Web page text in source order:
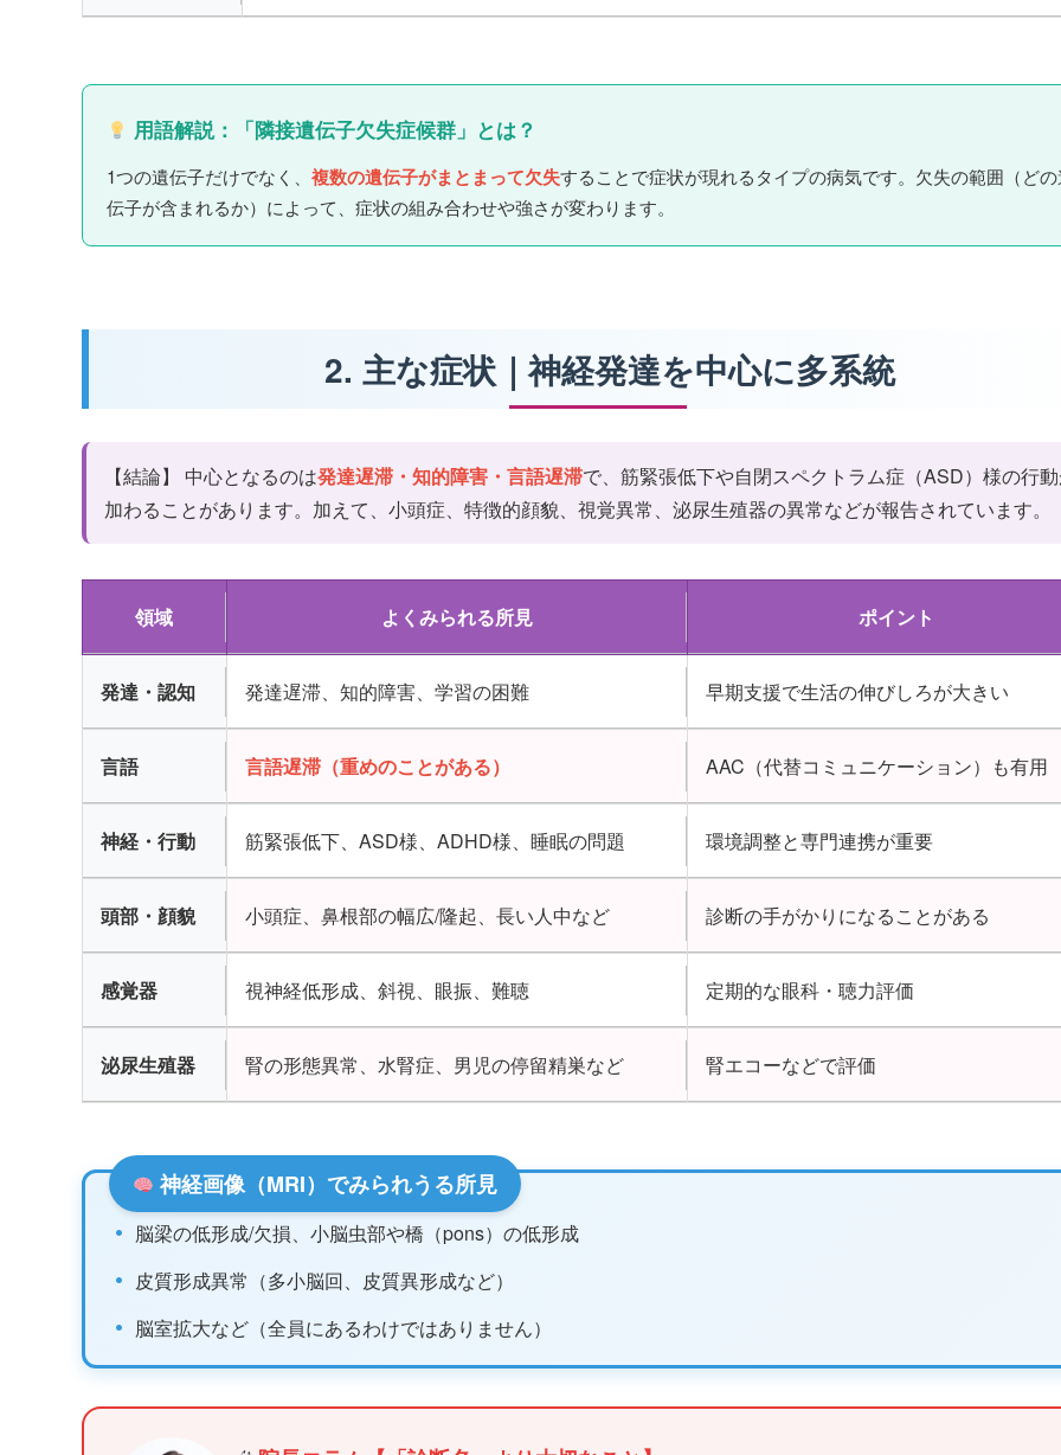
用語解説：「隣接遺伝子欠失症候群」とは？
1つの遺伝子だけでなく、 複数の遺伝子がまとまって欠失することで症状が現れるタイプの病気です。欠失の範囲（ど
伝子が含まれるか）によって、症状の組み合わせや強さが変わります。
2. 主な症状｜神経発達を中心に多系統
【結論】 中心となるのは発達遅滞・知的障害・言語遅滞で、筋緊張低下や自閉スペクトラム症（ASD）様の行
加わることがあります。加えて、小頭症、特徴的顔貌、視覚異常、泌尿生殖器の異常などが報告されています。
領域 よくみられる所見 ポイント
発達・認知 発達遅滞、知的障害、学習の困難 早期支援で生活の伸びしろが大きい
言語 言語遅滞（重めのことがある） AAC（代替コミュニケーション）も有用
神経・行動 筋緊張低下、ASD様、ADHD様、睡眠の問題 環境調整と専門連携が重要
頭部・顔貌 小頭症、鼻根部の幅広/隆起、長い人中など 診断の手がかりになることがある
感覚器 視神経低形成、斜視、眼振、難聴 定期的な眼科・聴力評価
泌尿生殖器 腎の形態異常、水腎症、男児の停留精巣など 腎エコーなどで評価
神経画像（MRI）でみられうる所見
• 脳梁の低形成/欠損、小脳虫部や橋（pons）の低形成
• 皮質形成異常（多小脳回、皮質異形成など）
• 脳室拡大など（全員にあるわけではありません）